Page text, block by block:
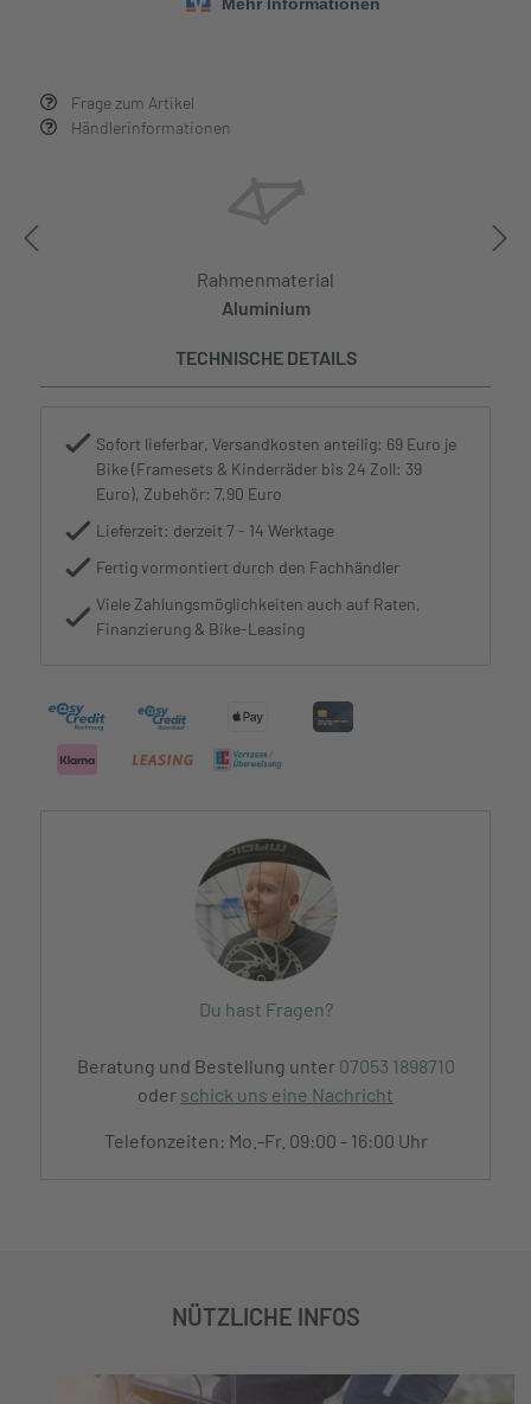
Frage zum Artikel
Händlerinformationen
Rahmenmaterial
Aluminium
TECHNISCHE DETAILS
Sofort lieferbar, Versandkosten anteilig: 69 Euro je
Bike (Framesets & Kinderräder bis 24 Zoll: 39
Euro), Zubehör: 7,90 Euro
Lieferzeit: derzeit 7 - 14 Werktage
Fertig vormontiert durch den Fachhändler
Viele Zahlungsmöglichkeiten auch auf Raten,
Finanzierung & Bike-Leasing
Du hast Fragen?
Beratung und Bestellung unter 07053 1898710
oder schick uns eine Nachricht
Telefonzeiten: Mo.-Fr. 09:00 - 16:00 Uhr
NÜTZLICHE INFOS